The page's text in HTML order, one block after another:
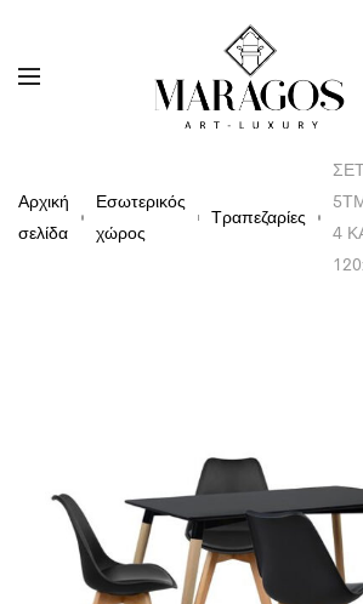
Αρχική
σελίδα
Εσωτερικός
χώρος
Τραπεζαρίες
4